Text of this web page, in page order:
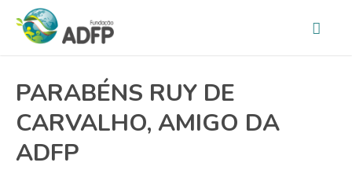
PARABÉNS RUY DE
CARVALHO, AMIGO DA
ADFP